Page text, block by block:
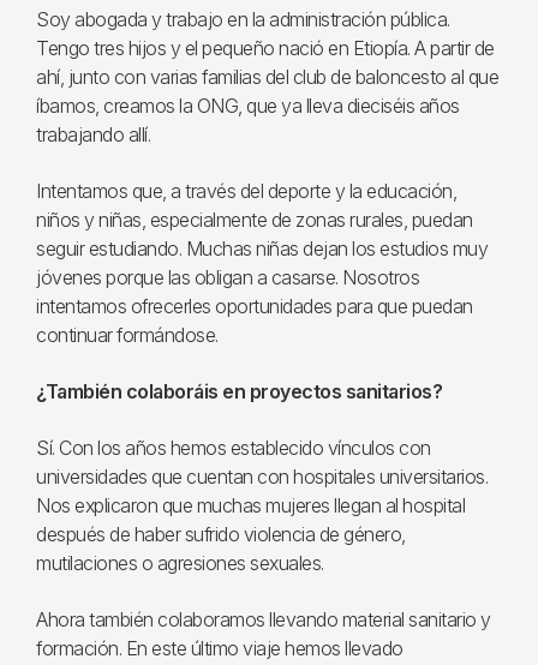
Soy abogada y trabajo en la administración pública.
Tengo tres hijos y el pequeño nació en Etiopía. A partir de
ahí, junto con varias familias del club de baloncesto al que
íbamos, creamos la ONG, que ya lleva dieciséis años
trabajando allí.
Intentamos que, a través del deporte y la educación,
niños y niñas, especialmente de zonas rurales, puedan
seguir estudiando. Muchas niñas dejan los estudios muy
jóvenes porque las obligan a casarse. Nosotros
intentamos ofrecerles oportunidades para que puedan
continuar formándose.
¿También colaboráis en proyectos sanitarios?
Sí. Con los años hemos establecido vínculos con
universidades que cuentan con hospitales universitarios.
Nos explicaron que muchas mujeres llegan al hospital
después de haber sufrido violencia de género,
mutilaciones o agresiones sexuales.
Ahora también colaboramos llevando material sanitario y
formación. En este último viaje hemos llevado